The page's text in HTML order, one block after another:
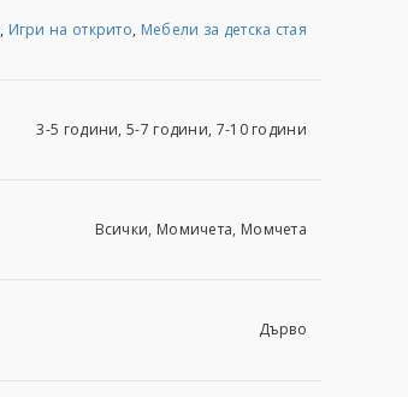
, Игри на открито, Мебели за детска стая
3-5 години, 5-7 години, 7-10 години
Всички, Момичета, Момчета
Дърво